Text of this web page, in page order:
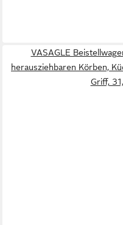
VASAGLE
herausziehbaren Körben,
Griff,